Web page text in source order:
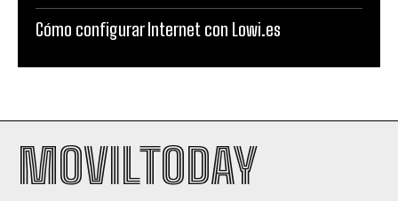
Cómo configurar Internet con Lowi.es
MOVILTODAY